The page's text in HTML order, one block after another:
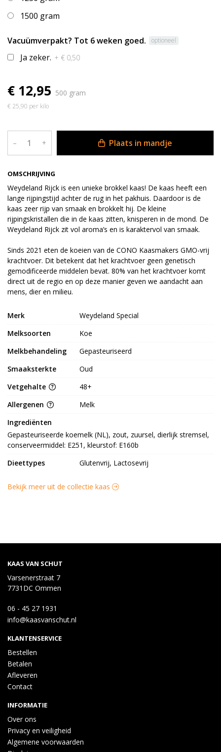
OMSCHRIJVING
Weydeland Rijck is een unieke brokkel kaas! De kaas heeft een
lange rijpingstijd achter de rug in het pakhuis. Daardoor is de
kaas zeer rijp van smaak en brokkelt hij. De kleine
rijpingskristallen die in de kaas zitten, knisperen in de mond. De
Weydeland Rijck zit vol aroma’s en is karaktervol van smaak.
Sinds 2021 eten de koeien van de CONO Kaasmakers GMO-vrij
krachtvoer. Dit betekent dat het krachtvoer geen genetisch
gemodificeerde middelen bevat. 80% van het krachtvoer komt
direct uit de regio en op deze manier geven we aandacht aan
mens, dier en milieu.
1500 gram
Vacuümverpakt? Tot 6 weken goed. optioneel
Ja zeker. + € 0,50
€ 12,95 500 gram
€ 25,90 per kilo
– + Plaats in mandje
Merk
Weydeland Special
Melksoorten
Koe
Melkbehandeling
Gepasteuriseerd
Smaaksterkte
Oud
Vetgehalte
48+
Allergenen
Melk
Ingrediënten
Gepasteuriseerde koemelk (NL), zout, zuursel, dierlijk stremsel,
conserveermiddel: E251, kleurstof: E160b
Dieettypes
Glutenvrij, Lactosevrij
Bekijk meer uit de collectie kaas
KAAS VAN SCHUT
Varsenerstraat 7
7731DC Ommen
06 - 45 27 1931
info@kaasvanschut.nl
KLANTENSERVICE
Bestellen
Betalen
Afleveren
Contact
INFORMATIE
Over ons
Privacy en veiligheid
Algemene voorwaarden